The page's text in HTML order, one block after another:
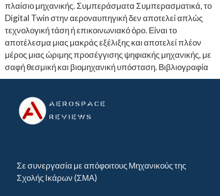
πλαίσιο μηχανικής. Συμπεράσματα Συμπερασματικά, το
Digital Twin στην αεροναυπηγική δεν αποτελεί απλώς
τεχνολογική τάση ή επικοινωνιακό όρο. Είναι το
αποτέλεσμα μιας μακράς εξέλιξης και αποτελεί πλέον
μέρος μιας ώριμης προσέγγισης ψηφιακής μηχανικής, με
σαφή θεσμική και βιομηχανική υπόσταση. Βιβλιογραφία
Σε συνεργασία με απόφοιτους Μηχανικούς της
Σχολής Ικάρων (ΣΜΑ)